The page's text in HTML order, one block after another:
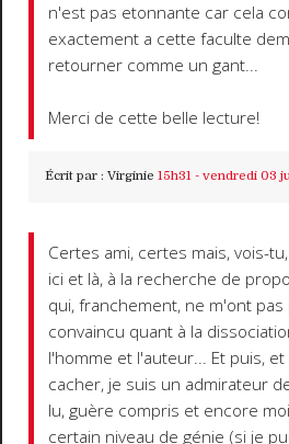
n'est pas etonnante car cela
exactement a cette faculte
retourner comme un gant...
Merci de cette belle lecture!
Écrit par : Virginie 15h31- vendredi 03
Certes ami, certes mais, vois-
ici et là, à la recherche de
qui, franchement, ne m'ont
convaincu quant à la
l'homme et l'auteur... Et puis,
cacher, je suis un admirateur
lu, guère compris et encore
certain niveau de génie (si je